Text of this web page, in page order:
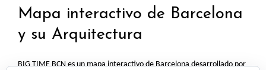
Mapa interactivo de Barcelona
y su Arquitectura
BIG TIME BCN es un mapa interactivo de Barcelona desarrollado por